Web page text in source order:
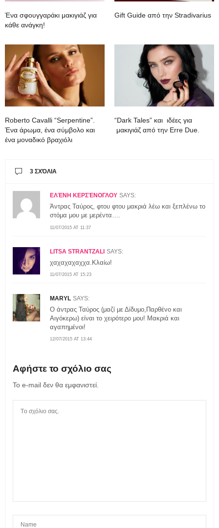
Ένα σφουγγαράκι μακιγιάζ για
κάθε ανάγκη!
Gift Guide από την Stradivarius
Roberto Cavalli “Serpentine”.
Ένα άρωμα, ένα σύμβολο και
ένα μοναδικό βραχιόλι
“Dark Tales” και ιδέες για
μακιγιάζ από την Erre Due.
3 ΣΧΌΛΙΑ
ΕΛΈΝΗ ΚΕΡΣΈΝΟΓΛΟΥ SAYS:
11/07/2015 AT 11:37
Άντρας Ταύρος, φτου φτου μακριά λέω και ξεπλένω το
στόμα μου με μερέντα….
LITSA STRANTZALI SAYS:
11/07/2015 AT 15:23
χαχαχαχαχχα.Κλαίω!
MARYL SAYS:
12/07/2015 AT 13:44
Ο άντρας Ταύρος (μαζί με Δίδυμο,Παρθένο και
Αιγόκερω) είναι το χειρότερο μου! Μακριά και
αγαπημένοι!
Αφήστε το σχόλιο σας
Το e-mail δεν θα εμφανιστεί.